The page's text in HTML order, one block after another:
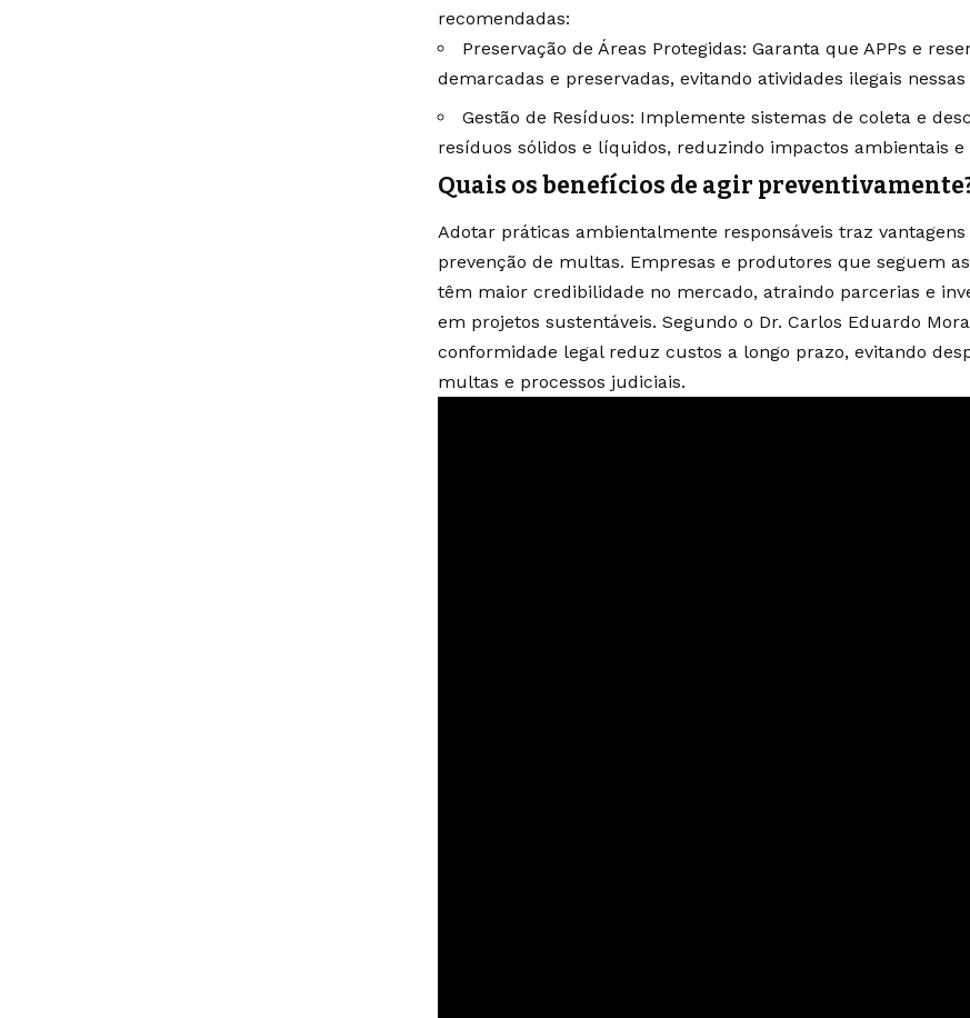
recomendadas:
Preservação de Áreas Protegidas: Garanta que APPs e
demarcadas e preservadas, evitando atividades ilegais nessas
Gestão de Resíduos: Implemente sistemas de coleta e
resíduos sólidos e líquidos, reduzindo impactos ambientais
Quais os benefícios de agir
Adotar práticas ambientalmente responsáveis traz
prevenção de multas. Empresas e produtores que seguem
têm maior credibilidade no mercado, atraindo parcerias e
em projetos sustentáveis. Segundo o Dr. Carlos Eduardo
conformidade legal reduz custos a longo prazo, evitando
multas e processos judiciais.